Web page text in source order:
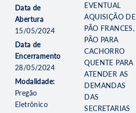
Data de
Abertura
15/05/2024
Data de
Encerramento
28/05/2024
Modalidade:
Pregão
Eletrônico
EVENTUAL
AQUISIÇÃO DE
PÃO FRANCES,
PÃO PARA
CACHORRO
QUENTE PARA
ATENDER AS
DEMANDAS
DAS
SECRETARIAS